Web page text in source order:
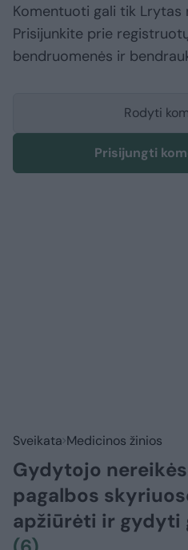
Komentuoti gali tik
Prisijunkite prie
bendruomenės ir
Rodyti
Prisijungti
Sveikata Medicinos žinios
Gydytojo
pagalbos
apžiūrėti ir gydyti